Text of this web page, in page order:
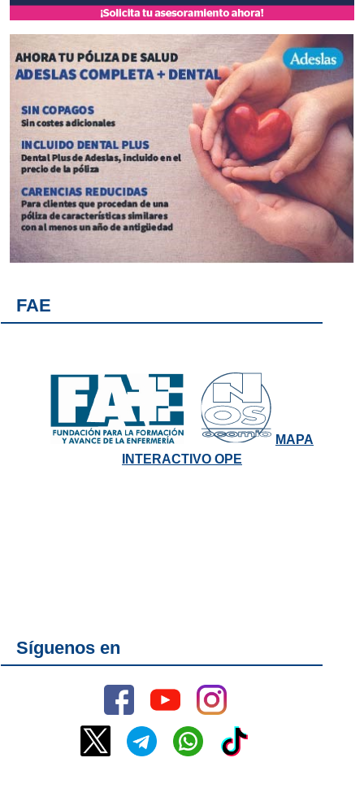
FAE
MAPA
INTERACTIVO OPE
Síguenos en